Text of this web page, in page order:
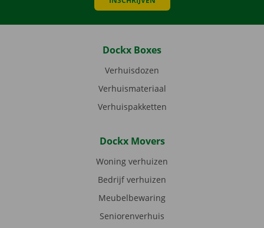
Dockx Boxes
Verhuisdozen
Verhuismateriaal
Verhuispakketten
Dockx Movers
Woning verhuizen
Bedrijf verhuizen
Meubelbewaring
Seniorenverhuis